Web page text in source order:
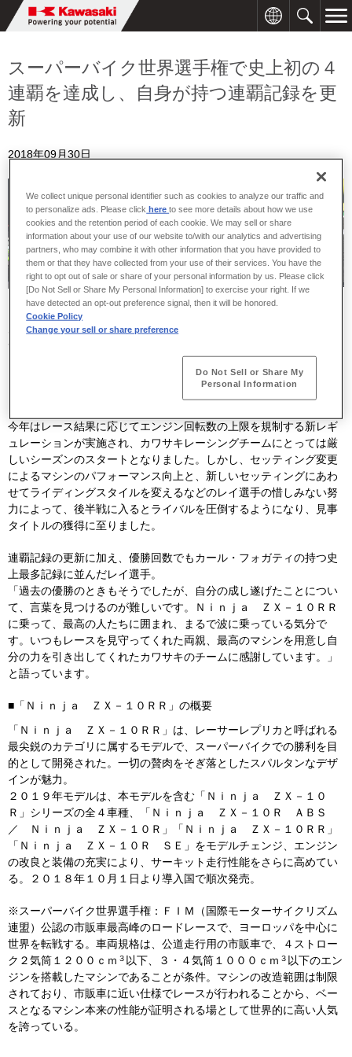
スーパーバイク世界選手権で史上初の４
連覇を達成し、自身が持つ連覇記録を更
新
2018年09月30日
川崎重工のファクトリーレースチームである「カワサキレーシング
チーム」からスーパーバイク世界選手権にＮｉｎｊａ ＺＸ－１０
ＲＲで参戦しているジョナサン・レイ選手が、９月２９日のマニク
ールサーキット（フランス）における第１レースで勝利し、史上初
今年はレース結果に応じてエンジン回転数の上限を規制する新レギ
ュレーションが実施され、カワサキレーシングチームにとっては厳
しいシーズンのスタートとなりました。しかし、セッティング変更
によるマシンのパフォーマンス向上と、新しいセッティングにあわ
せてライディングスタイルを変えるなどのレイ選手の惜しみない努
力によって、後半戦に入るとライバルを圧倒するようになり、見事
タイトルの獲得に至りました。
連覇記録の更新に加え、優勝回数でもカール・フォガティの持つ史
上最多記録に並んだレイ選手。
「過去の優勝のときもそうでしたが、自分の成し遂げたことについ
て、言葉を見つけるのが難しいです。Ｎｉｎｊａ ＺＸ－１０ＲＲ
に乗って、最高の人たちに囲まれ、まるで波に乗っている気分で
す。いつもレースを見守ってくれた両親、最高のマシンを用意し自
分の力を引き出してくれたカワサキのチームに感謝しています。」
と語っています。
■「Ｎｉｎｊａ ＺＸ－１０ＲＲ」の概要
「Ｎｉｎｊａ ＺＸ－１０ＲＲ」は、レーサーレプリカと呼ばれる
最尖鋭のカテゴリに属するモデルで、スーパーバイクでの勝利を目
的として開発された。一切の贅肉をそぎ落としたスパルタンなデザ
インが魅力。
２０１９年モデルは、本モデルを含む「Ｎｉｎｊａ ＺＸ－１０
Ｒ」シリーズの全４車種、「Ｎｉｎｊａ ＺＸ－１０Ｒ ＡＢＳ
／ Ｎｉｎｊａ ＺＸ－１０Ｒ」「Ｎｉｎｊａ ＺＸ－１０ＲＲ」
「Ｎｉｎｊａ ＺＸ－１０Ｒ ＳＥ」をモデルチェンジ、エンジン
の改良と装備の充実により、サーキット走行性能をさらに高めてい
る。２０１８年１０月１日より導入国で順次発売。
※スーパーバイク世界選手権：ＦＩＭ（国際モーターサイクリズム
連盟）公認の市販車最高峰のロードレースで、ヨーロッパを中心に
世界を転戦する。車両規格は、公道走行用の市販車で、４ストロー
ク２気筒１２００ｃｍ ３ 以下、３・４気筒１０００ｃｍ ３ 以下のエン
ジンを搭載したマシンであることが条件。マシンの改造範囲は制限
されており、市販車に近い仕様でレースが行われることから、ベー
スとなるマシン本来の性能が証明される場として世界的に高い人気
を誇っている。
We collect unique personal identifier such as cookies to analyze our traffic and
to personalize ads. Please click hereto see more details about how we use
cookies and the retention period of each cookie. We may sell or share
information about your use of our website to/with our analytics and advertising
partners, who may combine it with other information that you have provided to
them or that they have collected from your use of their services. You have the
right to opt out of sale or share of your personal information by us. Please click
[Do Not Sell or Share My Personal Information] to exercise your right. If we
have detected an opt-out preference signal, then it will be honored.
Cookie Policy
Change your sell or share preference
Do Not Sell or Share My
Personal Information